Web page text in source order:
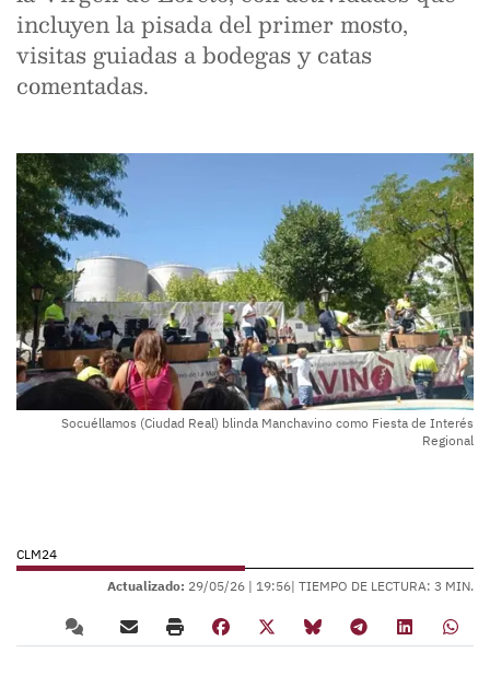
incluyen la pisada del primer mosto,
visitas guiadas a bodegas y catas
comentadas.
Socuéllamos (Ciudad Real) blinda Manchavino como Fiesta de Interés
Regional
CLM24
Actualizado: 29/05/26 | 19:56| TIEMPO DE LECTURA: 3 MIN.